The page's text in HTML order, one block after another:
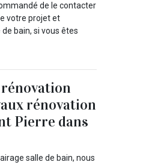
de le contacter
votre projet et
bain, si vous êtes
rénovation
Pierre dans
salle de bain, nous